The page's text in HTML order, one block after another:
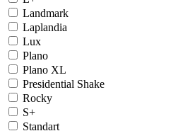
Landmark
Laplandia
Lux
Plano
Plano XL
Presidential Shake
Rocky
S+
Standart